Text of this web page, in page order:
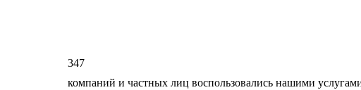
347
компаний и частных лиц воспользовались нашими